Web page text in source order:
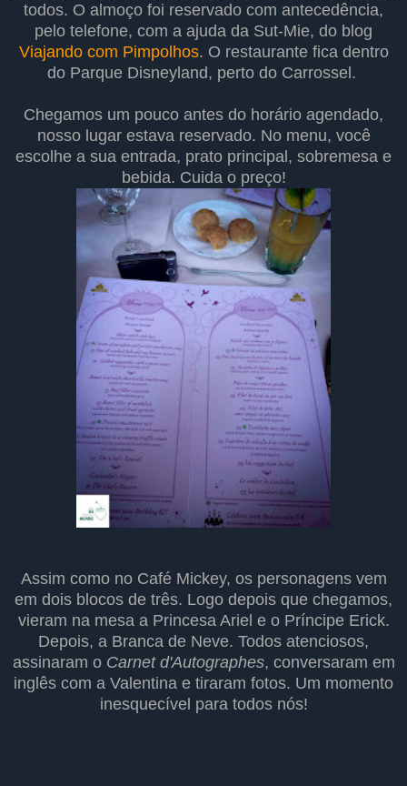
todos. O almoço foi reservado com antecedência,
pelo telefone, com a ajuda da Sut-Mie, do blog
Viajando com Pimpolhos. O restaurante fica dentro
do Parque Disneyland, perto do Carrossel.
Chegamos um pouco antes do horário agendado,
nosso lugar estava reservado. No menu, você
escolhe a sua entrada, prato principal, sobremesa e
bebida. Cuida o preço!
Assim como no Café Mickey, os personagens vem
em dois blocos de três. Logo depois que chegamos,
vieram na mesa a Princesa Ariel e o Príncipe Erick.
Depois, a Branca de Neve. Todos atenciosos,
assinaram o Carnet d'Autographes, conversaram em
inglês com a Valentina e tiraram fotos. Um momento
inesquecível para todos nós!